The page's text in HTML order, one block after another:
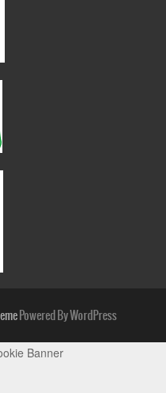
Powered By WordPress
Banner